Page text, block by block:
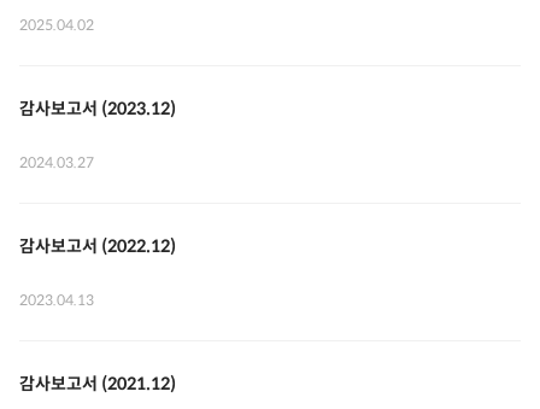
2025.04.02
감사보고서 (2023.12)
2024.03.27
감사보고서 (2022.12)
2023.04.13
감사보고서 (2021.12)